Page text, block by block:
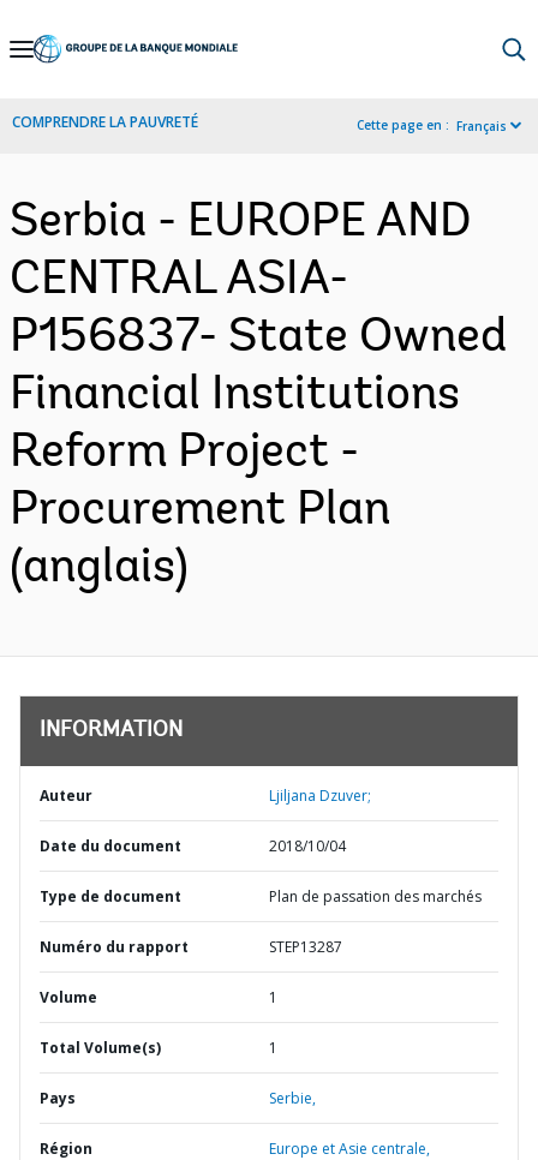
Skip
Navigation
COMPRENDRE LA PAUVRETÉ Cette page en : Français
Serbia - EUROPE AND
CENTRAL ASIA-
P156837- State Owned
Financial Institutions
Reform Project -
Procurement Plan
(anglais)
INFORMATION
Auteur Ljiljana Dzuver;
Date du document 2018/10/04
Type de document Plan de passation des marchés
Numéro du rapport STEP13287
Volume 1
Total Volume(s) 1
Pays Serbie,
Région Europe et Asie centrale,